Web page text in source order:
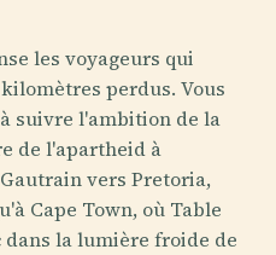
les voyageurs qui
perdus. Vous
suivre l'ambition de la
de l'apartheid à
vers Pretoria,
Cape Town, où Table
la lumière froide de